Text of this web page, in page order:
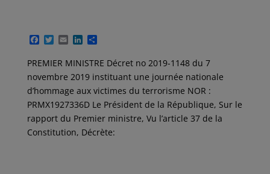
F
c
e
b
o
o
k
T
i
t
t
e
r
E
a
i
L
n
k
e
d
I
n
P
r
t
a
g
e
r
PREMIER MINISTRE Décret no 2019-1148 du 7
novembre 2019 instituant une journée nationale
d’hommage aux victimes du terrorisme NOR :
PRMX1927336D Le Président de la République, Sur le
rapport du Premier ministre, Vu l’article 37 de la
Constitution, Décrète: